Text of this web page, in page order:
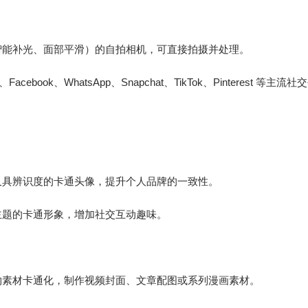
补光、面部平滑）的自拍相机，可直接拍摄并处理。
、WhatsApp、Snapchat、TikTok、Pinterest 等主流社交
辨识度的卡通头像，提升个人品牌的一致性。
的卡通形象，增加社交互动趣味。
材卡通化，制作视频封面、文章配图或系列漫画素材。